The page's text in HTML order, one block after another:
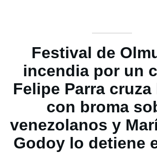
Festival de
incendia por un
Felipe Parra
con broma
venezolanos y
Godoy lo detiene